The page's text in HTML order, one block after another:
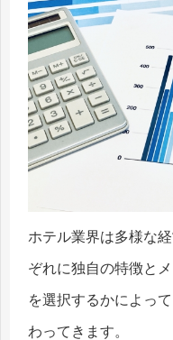
ホテル業界は多様な
ぞれに独自の特徴と
を選択するかによっ
わってきます。